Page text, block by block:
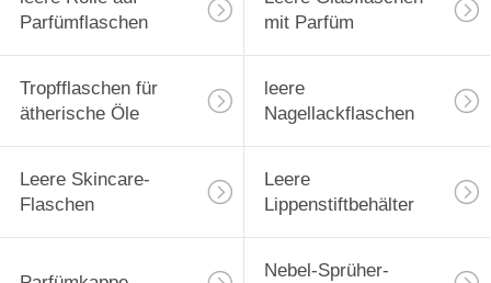
Parfümflaschen
mit Parfüm
Tropfflaschen für
ätherische Öle
leere
Nagellackflaschen
Leere Skincare-
Flaschen
Leere
Lippenstiftbehälter
Nebel-Sprüher-